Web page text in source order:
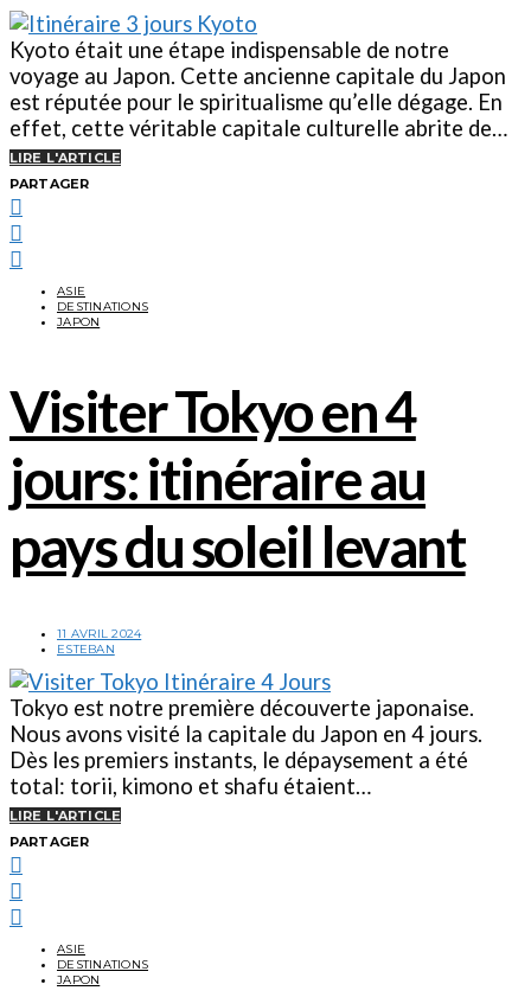
Kyoto était une étape indispensable de notre
voyage au Japon. Cette ancienne capitale du Japon
est réputée pour le spiritualisme qu’elle dégage. En
effet, cette véritable capitale culturelle abrite de…
LIRE L'ARTICLE
PARTAGER
ASIE
DESTINATIONS
JAPON
Visiter Tokyo en 4
jours: itinéraire au
pays du soleil levant
11 AVRIL 2024
ESTEBAN
Tokyo est notre première découverte japonaise.
Nous avons visité la capitale du Japon en 4 jours.
Dès les premiers instants, le dépaysement a été
total: torii, kimono et shafu étaient…
LIRE L'ARTICLE
PARTAGER
ASIE
DESTINATIONS
JAPON